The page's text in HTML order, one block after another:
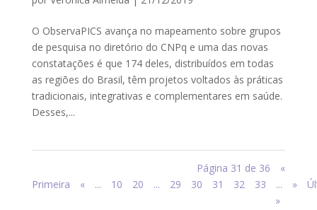
O ObservaPICS avança no mapeamento sobre grupos
de pesquisa no diretório do CNPq e uma das novas
constatações é que 174 deles, distribuídos em todas
as regiões do Brasil, têm projetos voltados às práticas
tradicionais, integrativas e complementares em saúde.
Desses,...
Página 31 de 36
«
Primeira
« ... 10 20 ... 29 30 31 32 33 ... »
»